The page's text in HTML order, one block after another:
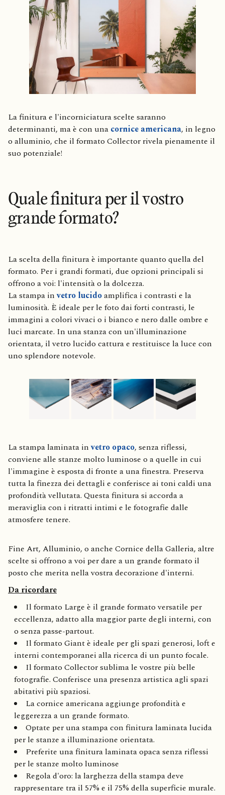
La finitura e l'incorniciatura scelte saranno
determinanti, ma è con una cornice americana, in legno
o alluminio, che il formato Collector rivela pienamente il
suo potenziale!
Quale finitura per il vostro
grande formato?
La scelta della finitura è importante quanto quella del
formato. Per i grandi formati, due opzioni principali si
offrono a voi: l'intensità o la dolcezza.
La stampa invetro lucidoamplifica i contrasti e la
luminosità. È ideale per le foto dai forti contrasti, le
immagini a colori vivaci o i bianco e nero dalle ombre e
luci marcate. In una stanza con un'illuminazione
orientata, il vetro lucido cattura e restituisce la luce con
uno splendore notevole.
La stampa laminata invetro opaco, senza riflessi,
conviene alle stanze molto luminose o a quelle in cui
l'immagine è esposta di fronte a una finestra. Preserva
tutta la finezza dei dettagli e conferisce ai toni caldi una
profondità vellutata. Questa finitura si accorda a
meraviglia con i ritratti intimi e le fotografie dalle
atmosfere tenere.
Fine Art, Alluminio, o anche Cornice della Galleria, altre
scelte si offrono a voi per dare a un grande formato il
posto che merita nella vostra decorazione d'interni.
Da ricordare
Il formato Large è il grande formato versatile per
eccellenza, adatto alla maggior parte degli interni, con
o senza passe-partout.
Il formato Giant è ideale per gli spazi generosi, loft e
interni contemporanei alla ricerca di un punto focale.
Il formato Collector sublima le vostre più belle
fotografie. Conferisce una presenza artistica agli spazi
abitativi più spaziosi.
La cornice americana aggiunge profondità e
leggerezza a un grande formato.
Optate per una stampa con finitura laminata lucida
per le stanze a illuminazione orientata.
Preferite una finitura laminata opaca senza riflessi
per le stanze molto luminose
Regola d'oro: la larghezza della stampa deve
rappresentare tra il 57% e il 75% della superficie murale.